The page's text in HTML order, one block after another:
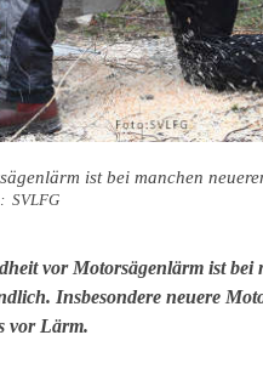
ist bei manchen
SVLFG
vor Motorsägenlärm ist
Insbesondere neuere
vor Lärm.